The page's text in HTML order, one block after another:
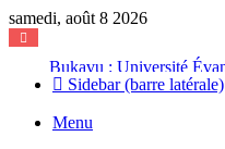
samedi, août 8 2026
Sidebar (barre latérale)
Menu